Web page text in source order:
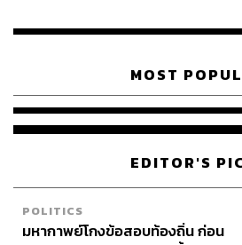
MOST
EDITOR'S
POLITICS
มหากาพย์โกงข้อสอบท้องถิ่น ก่อน